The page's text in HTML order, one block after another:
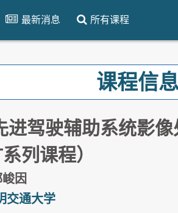
最新消息 所有课程
课程信
进驾驶辅助系统影
系列课程）
因
交通大学